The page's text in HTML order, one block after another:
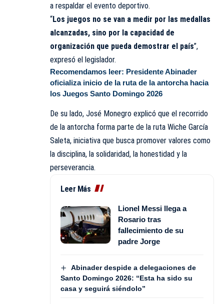
a respaldar el evento deportivo.
“Los juegos no se van a medir por las medallas
alcanzadas, sino por la capacidad de
organización que pueda demostrar el país”,
expresó el legislador.
Recomendamos leer: Presidente Abinader
oficializa inicio de la ruta de la antorcha hacia
los Juegos Santo Domingo 2026
De su lado, José Monegro explicó que el recorrido
de la antorcha forma parte de la ruta Wiche García
Saleta, iniciativa que busca promover valores como
la disciplina, la solidaridad, la honestidad y la
perseverancia.
Leer Más
Lionel Messi llega a
Rosario tras
fallecimiento de su
padre Jorge
Abinader despide a delegaciones de
Santo Domingo 2026: “Esta ha sido su
casa y seguirá siéndolo”